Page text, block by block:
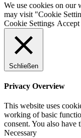
We use cookies on our
may visit "Cookie
Cookie Settings
Schließen
Privacy Overview
This website uses
working of basic
consent. You also
Necessary